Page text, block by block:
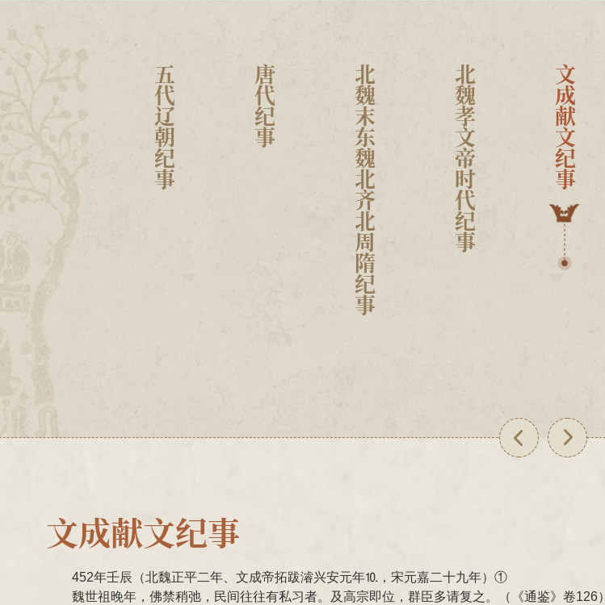
金代纪事 五代辽朝纪事 唐代纪事 北魏末东魏北齐北周隋纪事 北魏孝文帝时代纪事 文成献文纪事
文成献文纪事
452年壬辰（北魏正平二年、文成帝拓跋濬兴安元年⒑，宋元嘉二十九年）①
魏世祖晚年，佛禁稍弛，民间往往有私习者。及高宗即位，群臣多请复之。（《通鉴》卷126）